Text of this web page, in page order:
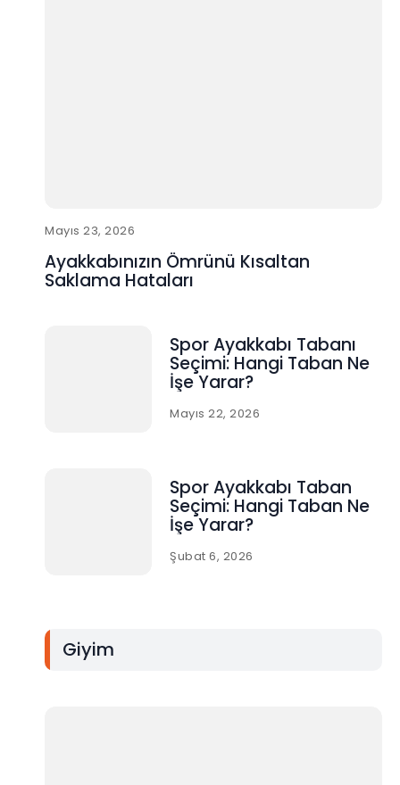
Mayıs 23, 2026
Ayakkabınızın Ömrünü Kısaltan
Saklama Hataları
Spor Ayakkabı Tabanı
Seçimi: Hangi Taban Ne
İşe Yarar?
Mayıs 22, 2026
Spor Ayakkabı Taban
Seçimi: Hangi Taban Ne
İşe Yarar?
Şubat 6, 2026
Giyim